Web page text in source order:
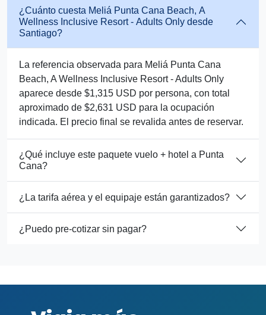
¿Cuánto cuesta Meliá Punta Cana Beach, A
Wellness Inclusive Resort - Adults Only desde
Santiago?
La referencia observada para Meliá Punta Cana
Beach, A Wellness Inclusive Resort - Adults Only
aparece desde $1,315 USD por persona, con total
aproximado de $2,631 USD para la ocupación
indicada. El precio final se revalida antes de reservar.
¿Qué incluye este paquete vuelo + hotel a Punta
Cana?
¿La tarifa aérea y el equipaje están garantizados?
¿Puedo pre-cotizar sin pagar?